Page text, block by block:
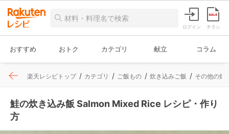
ログイン チラシ
おすすめ おトク カテゴリ 献立 コラム
楽天レシピトップ カテゴリ ご飯もの 炊き込みご飯 その他の炊
鮭の炊き込み飯 Salmon Mixed Rice レシピ・作り
方